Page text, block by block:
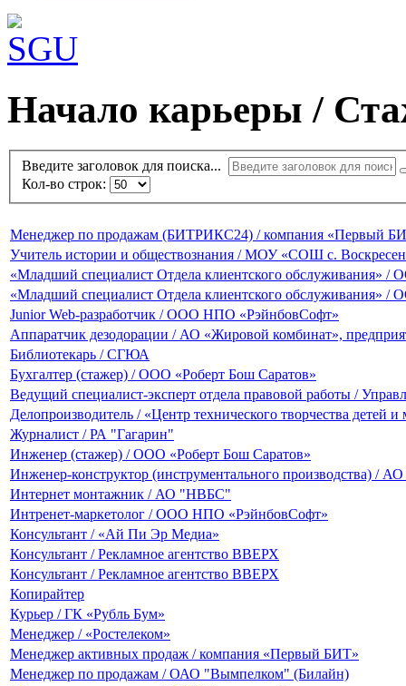
Начало карьеры /
Введите заголовок для поиска...
Кол-во строк:
Менеджер по продажам (БИТРИКС24) / компания «Первый
Учитель истории и обществознания / МОУ «СОШ с.
«Младший специалист Отдела клиентского обслуживания» /
«Младший специалист Отдела клиентского обслуживания» /
Junior Web-разработчик / ООО НПО «РэйнбовСофт»
Аппаратчик дезодорации / АО «Жировой комбинат»,
Библиотекарь / СГЮА
Бухгалтер (стажер) / ООО «Роберт Бош Саратов»
Ведущий специалист-эксперт отдела правовой работы /
Делопроизводитель / «Центр технического творчества детей
Журналист / РА "Гагарин"
Инженер (стажер) / ООО «Роберт Бош Саратов»
Инженер-конструктор (инструментального производства) /
Интернет монтажник / АО "НВБС"
Интренет-маркетолог / ООО НПО «РэйнбовСофт»
Консультант / «Ай Пи Эр Медиа»
Консультант / Рекламное агентство ВВЕРХ
Консультант / Рекламное агентство ВВЕРХ
Копирайтер
Курьер / ГК «Рубль Бум»
Менеджер / «Ростелеком»
Менеджер активных продаж / компания «Первый БИТ»
Менеджер по продажам / ОАО "Вымпелком" (Билайн)